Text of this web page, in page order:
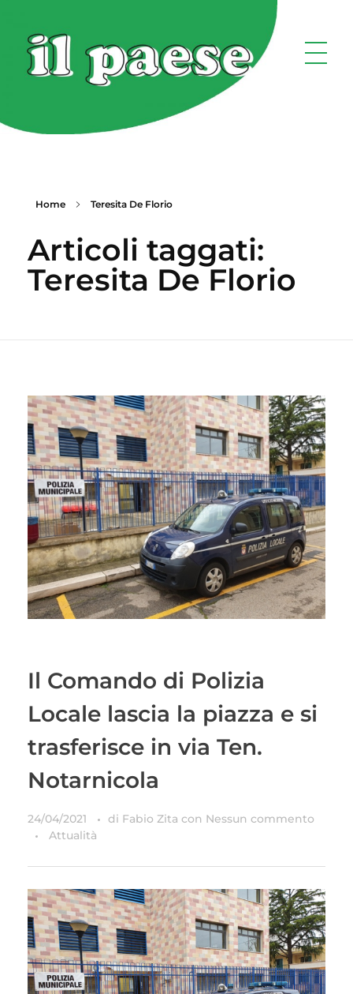
Home Teresita De Florio
Articoli taggati:
Teresita De Florio
Il Comando di Polizia
Locale lascia la piazza e si
trasferisce in via Ten.
Notarnicola
24/04/2021 di Fabio Zita con Nessun commento
Attualità